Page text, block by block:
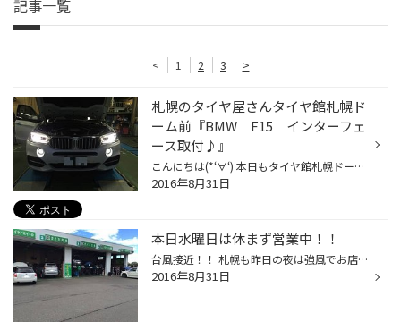
記事一覧
< 1 2 3 >
札幌のタイヤ屋さんタイヤ館札幌ド
ーム前『BMW F15 インターフェ
ース取付♪』
こんにちは(*‘∀‘) 本日もタイヤ館札幌ドーム前のブログをご覧頂き 誠にありがとうございますm(__)m 本日は久しぶりに 用品取付けの投稿をさせていただきます！！ BMW X5 F15へ インターフェースジャパンさんの BMW TYPE-FXSｲﾝﾀｰﾌｪｰｽを取付させていただきました(^O^) コチラのBMW X5並行車のトリ...
2016年8月31日
本日水曜日は休まず営業中！！
台風接近！！ 札幌も昨日の夜は強風でお店のシャッターが壊れるかの 勢いでした。(・_・;) 今日も強風の恐れありです。 是非、事故・怪我に注意して行動してくださいね。 そんな中、水曜日の定休日ですが、本日月末営業しております。 オイル交換・下回り防錆コーティング・車の骨盤矯正 アライメ...
2016年8月31日